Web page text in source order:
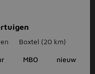
Boxtel (20 km)
MBO nieuw